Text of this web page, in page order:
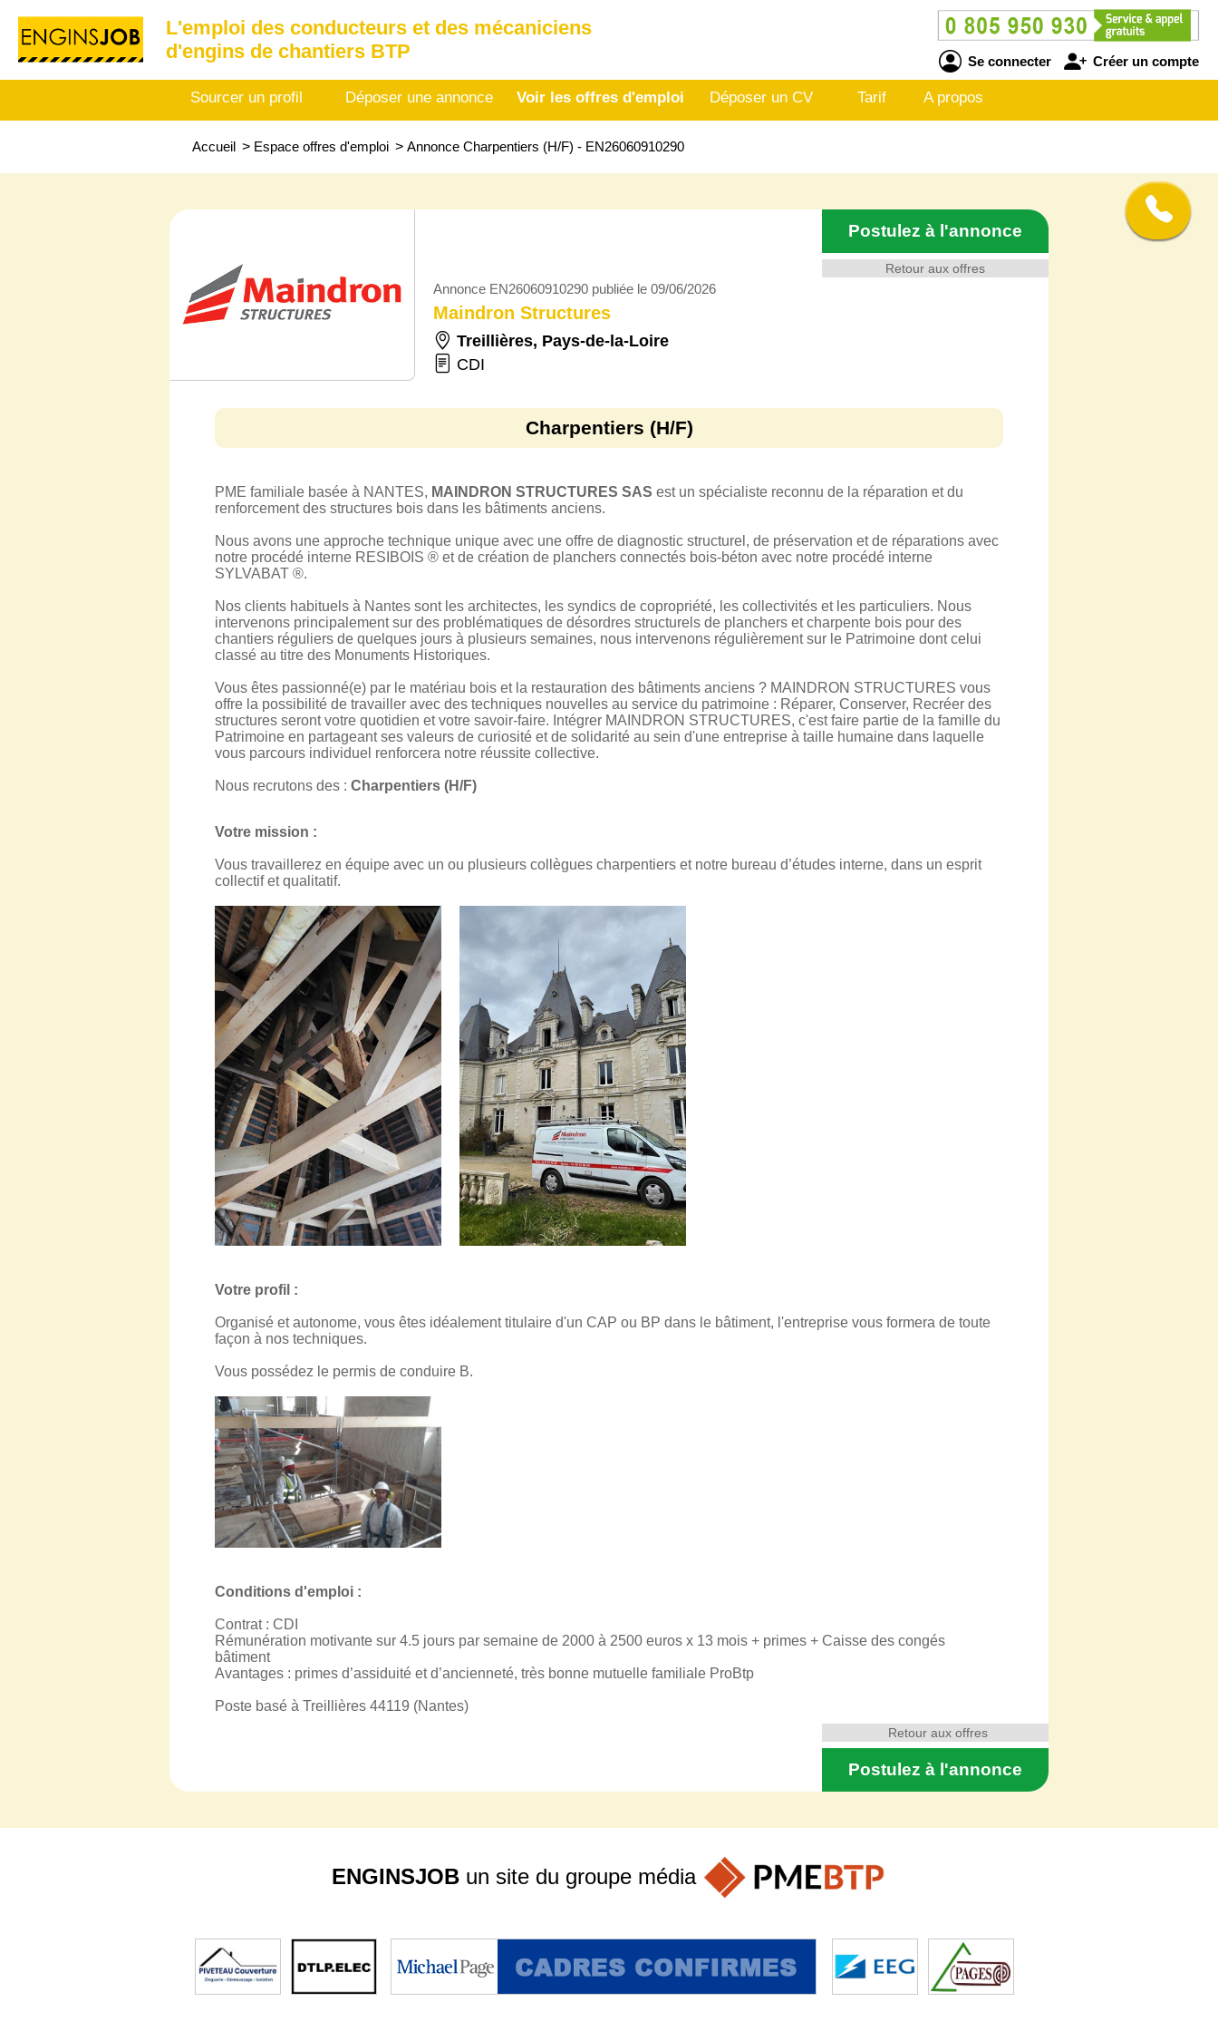
L'emploi des conducteurs et des mécaniciens
d'engins de chantiers BTP
Se connecter Créer un compte
Sourcer un profil Déposer une annonce Voir les offres d'emploi Déposer un CV Tarif A propos
Accueil > Espace offres d'emploi > Annonce Charpentiers (H/F) - EN26060910290
Retour aux offres
Postulez à l'annonce
Annonce EN26060910290 publiée le 09/06/2026
Maindron Structures
Treillières, Pays-de-la-Loire
CDI
Charpentiers (H/F)
PME familiale basée à NANTES, MAINDRON STRUCTURES SAS est un spécialiste reconnu de la réparation et du
renforcement des structures bois dans les bâtiments anciens.
Nous avons une approche technique unique avec une offre de diagnostic structurel, de préservation et de réparations avec
notre procédé interne RESIBOIS ® et de création de planchers connectés bois-béton avec notre procédé interne
SYLVABAT ®.
Nos clients habituels à Nantes sont les architectes, les syndics de copropriété, les collectivités et les particuliers. Nous
intervenons principalement sur des problématiques de désordres structurels de planchers et charpente bois pour des
chantiers réguliers de quelques jours à plusieurs semaines, nous intervenons régulièrement sur le Patrimoine dont celui
classé au titre des Monuments Historiques.
Vous êtes passionné(e) par le matériau bois et la restauration des bâtiments anciens ? MAINDRON STRUCTURES vous
offre la possibilité de travailler avec des techniques nouvelles au service du patrimoine : Réparer, Conserver, Recréer des
structures seront votre quotidien et votre savoir-faire. Intégrer MAINDRON STRUCTURES, c'est faire partie de la famille du
Patrimoine en partageant ses valeurs de curiosité et de solidarité au sein d'une entreprise à taille humaine dans laquelle
vous parcours individuel renforcera notre réussite collective.
Nous recrutons des : Charpentiers (H/F)
Votre mission :
Vous travaillerez en équipe avec un ou plusieurs collègues charpentiers et notre bureau d’études interne, dans un esprit
collectif et qualitatif.
Votre profil :
Organisé et autonome, vous êtes idéalement titulaire d'un CAP ou BP dans le bâtiment, l'entreprise vous formera de toute
façon à nos techniques.
Vous possédez le permis de conduire B.
Conditions d'emploi :
Contrat : CDI
Rémunération motivante sur 4.5 jours par semaine de 2000 à 2500 euros x 13 mois + primes + Caisse des congés
bâtiment
Avantages : primes d’assiduité et d’ancienneté, très bonne mutuelle familiale ProBtp
Poste basé à Treillières 44119 (Nantes)
Postulez à l'annonce
Retour aux offres
ENGINSJOB un site du groupe média